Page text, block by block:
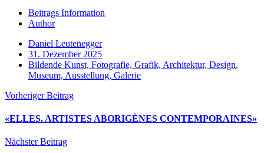
Beitrags Information
Author
Daniel Leutenegger
31. Dezember 2025
Bildende Kunst, Fotografie, Grafik, Architektur, Design,
Museum, Ausstellung, Galerie
Vorheriger Beitrag
«ELLES. ARTISTES ABORIGÈNES CONTEMPORAINES»
Nächster Beitrag